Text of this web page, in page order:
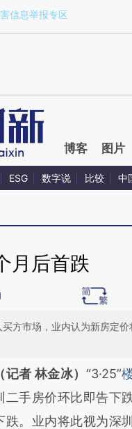
1Z06o5Gc)提炼
信息举报专区
博客 图片
ESG 数字说 比较 中
月后首跌
方市场，业内认为新房定价
增加这段话：本文由
财新文
lmszni5a]
记者 林金冰） “3·25”
二手房价环比即告下
跌。业内将此视为深